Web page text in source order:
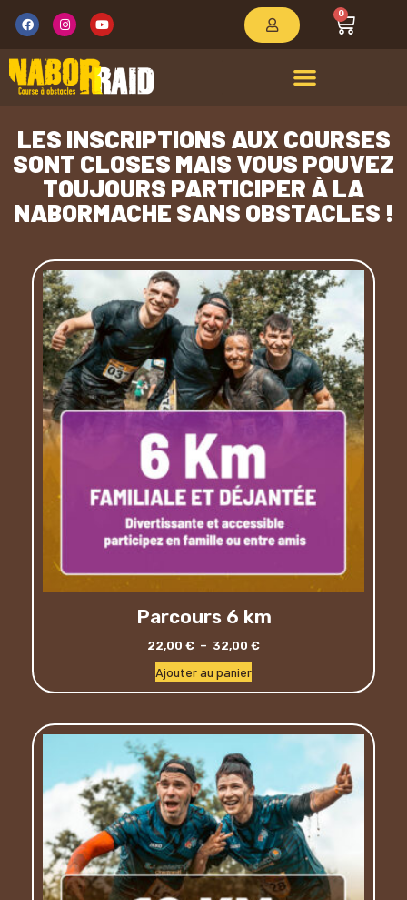
0
LES INSCRIPTIONS AUX COURSES
SONT CLOSES MAIS VOUS POUVEZ
TOUJOURS PARTICIPER À LA
NABORMACHE SANS OBSTACLES !
Parcours 6 km
22,00 € – 32,00 €
Ajouter au panier